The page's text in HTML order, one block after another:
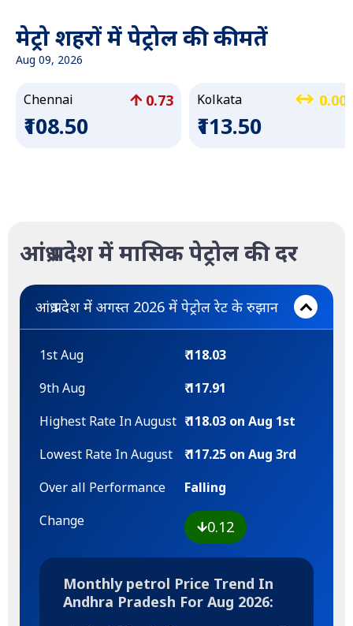
मेट्रो शहरों में पेट्रोल की कीमतें
Aug 09, 2026
Chennai 0.73
₹108.50
Kolkata 0.00
₹113.50
आंध्र प्रदेश में मासिक पेट्रोल की दर
आंध्र प्रदेश में अगस्त 2026 में पेट्रोल रेट के रुझान
1st Aug
₹ 118.03
9th Aug
₹ 117.91
Highest Rate In August ₹ 118.03 on Aug 1st
Lowest Rate In August
₹ 117.25 on Aug 3rd
Over all Performance
Falling
Change
0.12
Monthly petrol Price Trend In
Andhra Pradesh For Aug 2026: